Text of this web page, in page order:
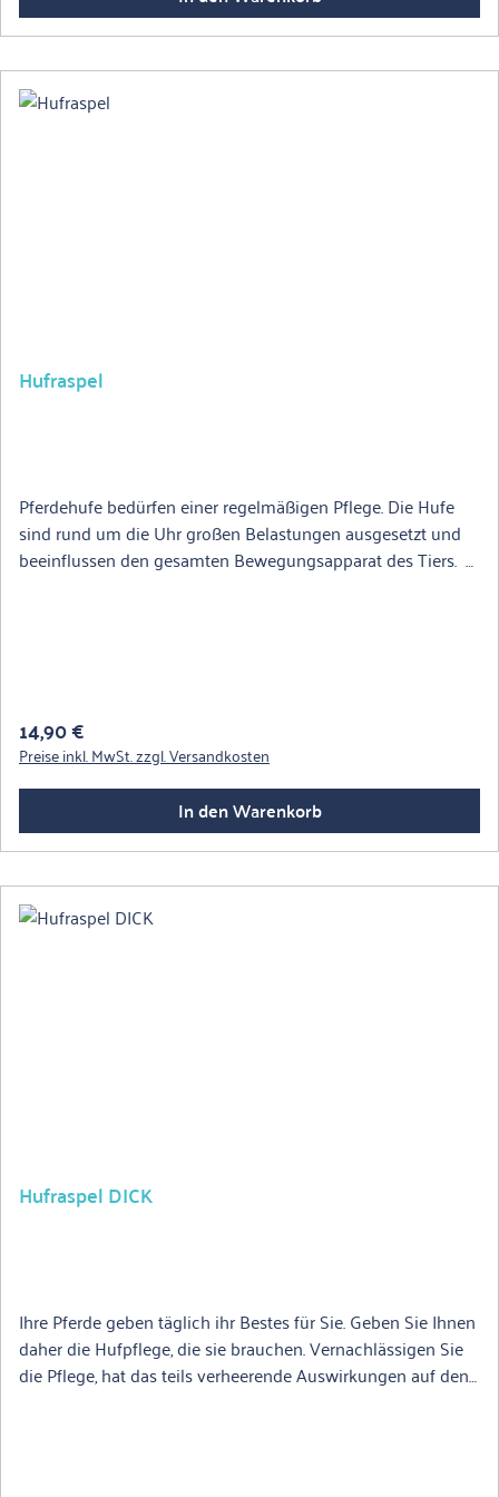
Hufraspel
Pferdehufe bedürfen einer regelmäßigen Pflege. Die Hufe
sind rund um die Uhr großen Belastungen ausgesetzt und
beeinflussen den gesamten Bewegungsapparat des Tiers.
die Hufe des Pferds zu glätten. • Gerade Ausführung• Länge
ca. 35 cm• Breite ca. 3,6 cm• Stärke: ca. 7,5 mm• Mit extra
scharfem und tiefem Raspelhieb
Regulärer Preis:
14,90 €
Preise inkl. MwSt. zzgl. Versandkosten
In den Warenkorb
Hufraspel DICK
Ihre Pferde geben täglich ihr Bestes für Sie. Geben Sie Ihnen
daher die Hufpflege, die sie brauchen. Vernachlässigen Sie
die Pflege, hat das teils verheerende Auswirkungen auf den